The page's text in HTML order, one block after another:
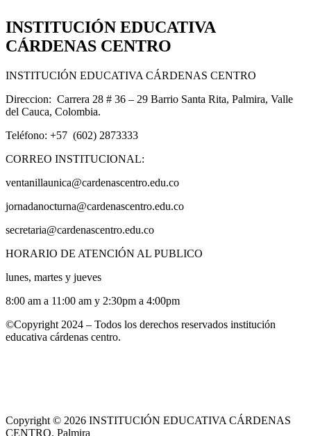
INSTITUCIÓN EDUCATIVA
CÁRDENAS CENTRO
INSTITUCIÓN EDUCATIVA CÁRDENAS CENTRO
Direccion: Carrera 28 # 36 – 29 Barrio Santa Rita, Palmira, Valle
del Cauca, Colombia.
Teléfono: +57 (602) 2873333
CORREO INSTITUCIONAL:
ventanillaunica@cardenascentro.edu.co
jornadanocturna@cardenascentro.edu.co
secretaria@cardenascentro.edu.co
HORARIO DE ATENCIÓN AL PUBLICO
lunes, martes y jueves
8:00 am a 11:00 am y 2:30pm a 4:00pm
©Copyright 2024 – Todos los derechos reservados institución
educativa cárdenas centro.
Copyright © 2026 INSTITUCIÓN EDUCATIVA CÁRDENAS
CENTRO. Palmira